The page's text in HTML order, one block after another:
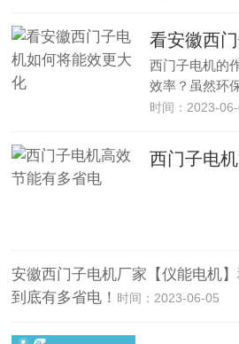
西门子电机的
效率？虽然环
时间：2023-
西门子电
安徽西门子电机厂家【仪能电机
到底有多省电！ 时间：2023-06-05